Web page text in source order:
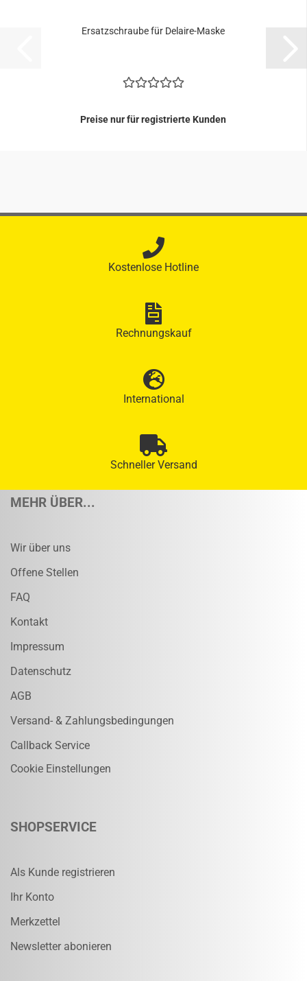
Er­satz­schrau­be für Delaire-​​Maske
Preise nur für registrierte Kunden
Kostenlose Hotline
Rechnungskauf
International
Schneller Versand
MEHR ÜBER...
Wir über uns
Offene Stellen
FAQ
Kontakt
Impressum
Datenschutz
AGB
Versand- & Zahlungsbedingungen
Callback Service
Cookie Einstellungen
SHOPSERVICE
Als Kunde registrieren
Ihr Konto
Merkzettel
Newsletter abonieren